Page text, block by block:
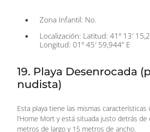
Zona Infantil: No.
Localización: Latitud: 41º 13′
Longitud: 01º 45′ 59,944” E
19. Playa Desenrocada
nudista)
Esta playa tiene las mismas características
l’Home Mort y está situada justo detrás de
metros de largo y 15 metros de ancho.